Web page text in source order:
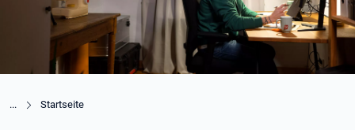
Startseite